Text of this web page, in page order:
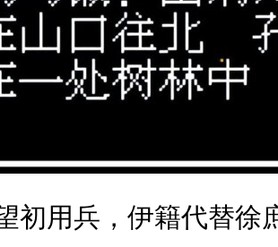
初用兵，伊籍代替徐